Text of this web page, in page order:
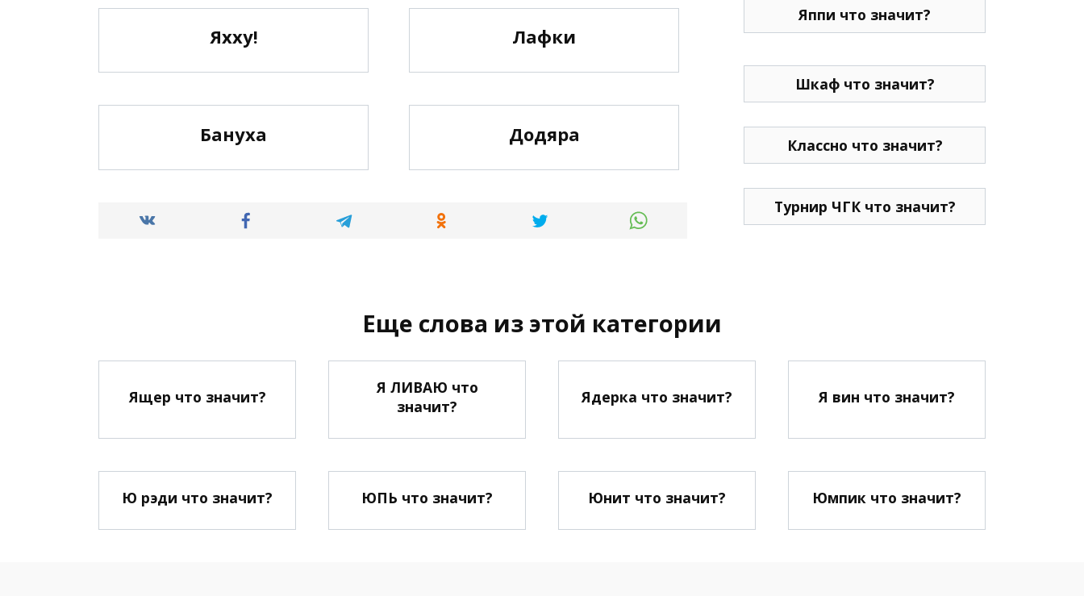
Яхху! Лафки
Бануха Додяра
Яппи что значит?
Шкаф что значит?
Классно что значит?
Турнир ЧГК что значит?
Еще слова из этой категории
Ящер что значит?
Я ЛИВАЮ что
значит?
Ядерка что значит? Я вин что значит?
Ю рэди что значит? ЮПЬ что значит? Юнит что значит? Юмпик что значит?